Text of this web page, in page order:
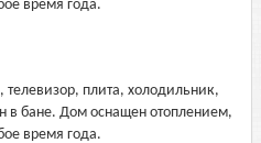
время года.
телевизор, плита, холодильник,
в бане. Дом оснащен отоплением,
время года.